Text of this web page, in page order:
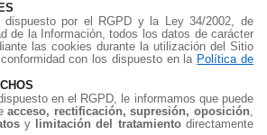
dispuesto por el RGPD y la Ley 34/2002, de
de la Información, todos los datos de carácter
las cookies durante la utilización del Sitio
con los dispuesto en la Política de
en el RGPD, le informamos que puede
acceso, rectificación, supresión, oposición,
y limitación del tratamientodirectamente